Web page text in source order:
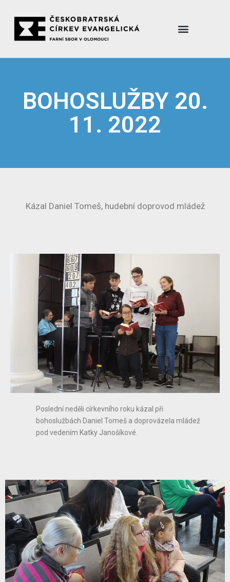
BOHOSLUŽBY 20.
11. 2022
Kázal Daniel Tomeš, hudební doprovod mládež
Poslední neděli církevního roku kázal při
bohoslužbách Daniel Tomeš a doprovázela mládež
pod vedením Katky Janošíkové.